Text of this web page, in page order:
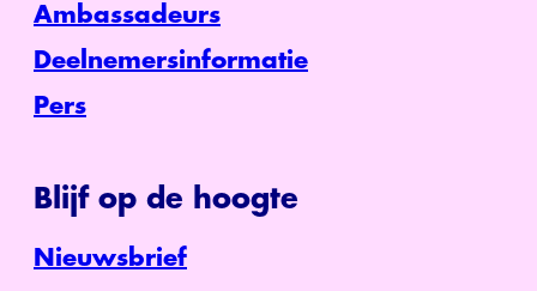
Ambassadeurs
Deelnemersinformatie
Pers
Blijf op de hoogte
Nieuwsbrief